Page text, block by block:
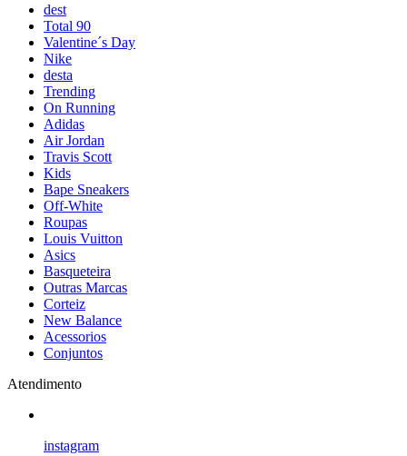
dest
Total 90
Valentine´s Day
Nike
desta
Trending
On Running
Adidas
Air Jordan
Travis Scott
Kids
Bape Sneakers
Off-White
Roupas
Louis Vuitton
Asics
Basqueteira
Outras Marcas
Corteiz
New Balance
Acessorios
Conjuntos
Atendimento
instagram